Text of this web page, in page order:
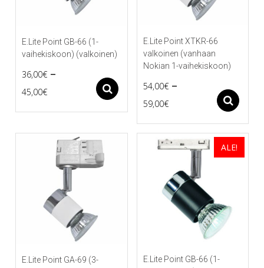
E.Lite Point GB-66 (1-
vaihekiskoon) (valkoinen)
36,00€ –
45,00€Price
range:
through
45,00€
Asetukset
tuotteella
muunnelma.
tuotteen
sivulla.
E.Lite Point XTKR-66
valkoinen (vanhaan
Nokian 1-vaihekiskoon)
54,00€ –
59,00€Price
range:
54,00€
through
59,00€
tuotteella
useampi
valinnat
tuotteen
E.Lite Point GA-69 (3-
ALE!
E.Lite Point GB-66 (1-